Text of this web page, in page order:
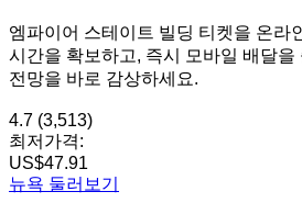
엠파이어 스테이트 빌딩 티켓을 온라
시간을 확보하고, 즉시 모바일 배달을
전망을 바로 감상하세요.
4.7 (3,513)
최저가격:
US$47.91
뉴욕 둘러보기